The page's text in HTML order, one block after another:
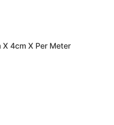
4cm X Per Meter